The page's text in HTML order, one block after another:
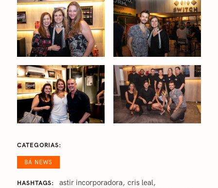
CATEGORIAS
BÁ NEWS
HASHTAGS astir incorporadora
cris leal